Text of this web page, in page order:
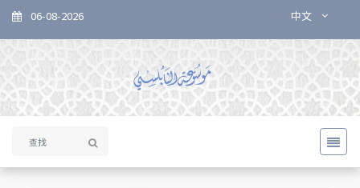
06-08-2026 中文